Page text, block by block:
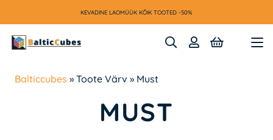
KEVADINE LAOMÜÜK KÕIK TOOTED -50%
Balticcubes » Toote Värv » Must
MUST